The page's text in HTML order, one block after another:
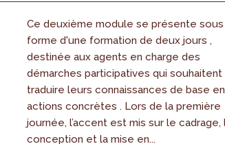
Ce deuxième module se présente sous
forme d'une formation de deux jours ,
destinée aux agents en charge des
démarches participatives qui souhaitent
traduire leurs connaissances de base en
actions concrètes . Lors de la première
journée, l’accent est mis sur le cadrage,
conception et la mise en...